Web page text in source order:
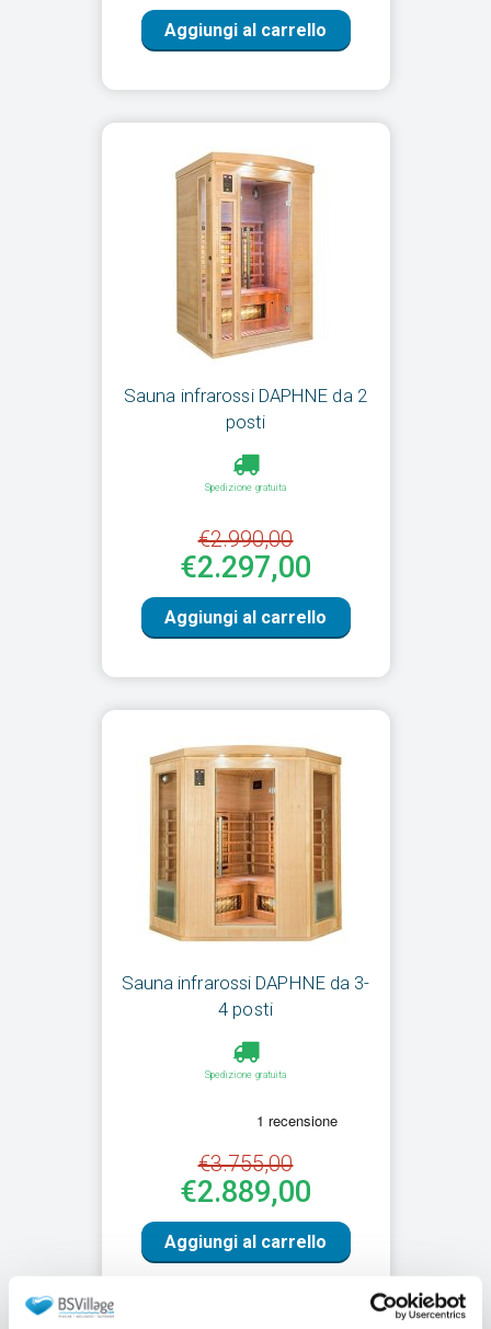
Aggiungi al carrello
Sauna infrarossi DAPHNE da 2
posti
Spedizione gratuita
€2.990,00
€2.297,00
Aggiungi al carrello
Sauna infrarossi DAPHNE da 3-
4 posti
Spedizione gratuita
€3.755,00
€2.889,00
Aggiungi al carrello